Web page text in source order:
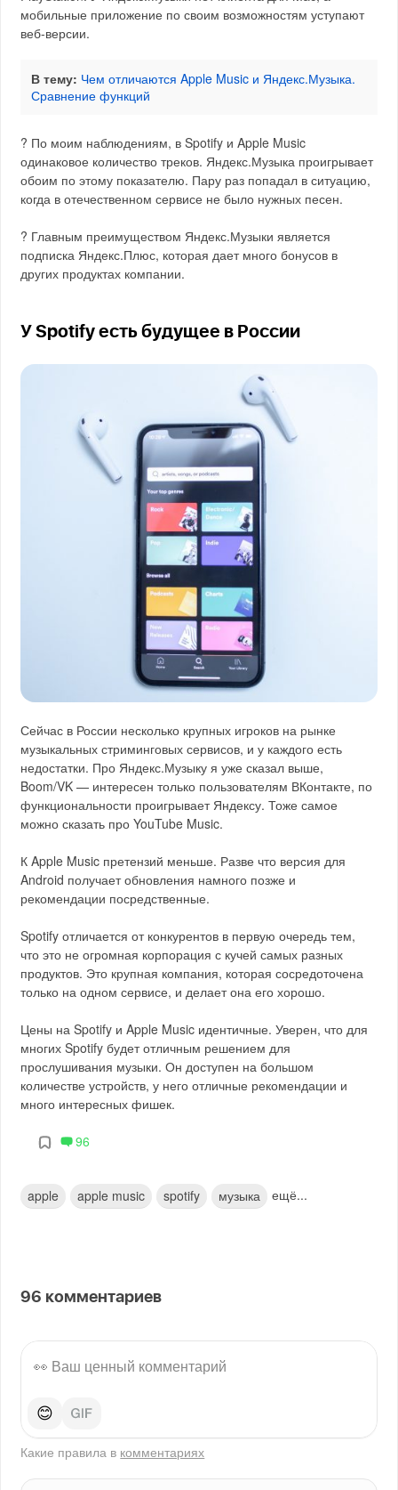
мобильные приложение по своим возможностям уступают
веб-версии.
В тему: Чем отличаются Apple Music и Яндекс.Музыка.
Сравнение функций
? По моим наблюдениям, в Spotify и Apple Music
одинаковое количество треков. Яндекс.Музыка проигрывает
обоим по этому показателю. Пару раз попадал в ситуацию,
когда в отечественном сервисе не было нужных песен.
? Главным преимуществом Яндекс.Музыки является
подписка Яндекс.Плюс, которая дает много бонусов в
других продуктах компании.
У Spotify есть будущее в России
Сейчас в России несколько крупных игроков на рынке
музыкальных стриминговых сервисов, и у каждого есть
недостатки. Про Яндекс.Музыку я уже сказал выше,
Boom/VK — интересен только пользователям ВКонтакте, по
функциональности проигрывает Яндексу. Тоже самое
можно сказать про YouTube Music.
К Apple Music претензий меньше. Разве что версия для
Android получает обновления намного позже и
рекомендации посредственные.
Spotify отличается от конкурентов в первую очередь тем,
что это не огромная корпорация с кучей самых разных
продуктов. Это крупная компания, которая сосредоточена
только на одном сервисе, и делает она его хорошо.
Цены на Spotify и Apple Music идентичные. Уверен, что для
многих Spotify будет отличным решением для
прослушивания музыки. Он доступен на большом
количестве устройств, у него отличные рекомендации и
много интересных фишек.
96
apple apple music spotify музыка ещё...
96 комментариев
😊
Какие правила в комментариях